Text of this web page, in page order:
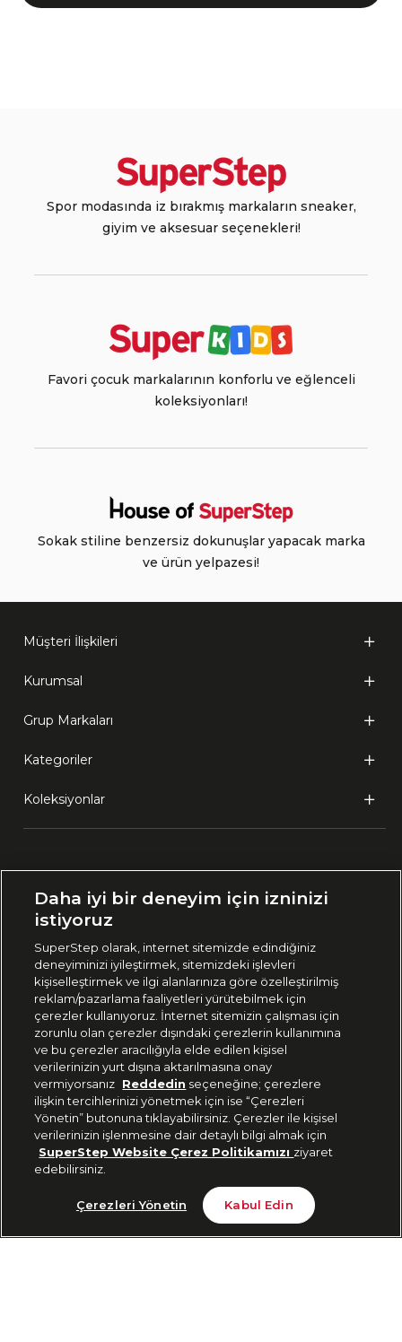
Tükendi
Spor modasında iz bırakmış markaların sneaker,
giyim ve aksesuar seçenekleri!
Favori çocuk markalarının konforlu ve eğlenceli
koleksiyonları!
Sokak stiline benzersiz dokunuşlar yapacak marka
ve ürün yelpazesi!
Müşteri İlişkileri
Kurumsal
Grup Markaları
Kategoriler
Koleksiyonlar
🇹🇷 Türkiye
444 37 36
Uygulamadan Takip Edin
Bizi Takip Edin
Daha iyi bir deneyim için izninizi
istiyoruz
SuperStep olarak, internet sitemizde edindiğiniz
deneyiminizi iyileştirmek, sitemizdeki işlevleri
kişiselleştirmek ve ilgi alanlarınıza göre özelleştirilmiş
reklam/pazarlama faaliyetleri yürütebilmek için
çerezler kullanıyoruz. İnternet sitemizin çalışması için
zorunlu olan çerezler dışındaki çerezlerin kullanımına
ve bu çerezler aracılığıyla elde edilen kişisel
verilerinizin yurt dışına aktarılmasına onay
vermiyorsanız Reddedin seçeneğine; çerezlere
ilişkin tercihlerinizi yönetmek için ise “Çerezleri
Yönetin” butonuna tıklayabilirsiniz. Çerezler ile kişisel
verilerinizin işlenmesine dair detaylı bilgi almak için
SuperStep Website Çerez Politikamızı ziyaret
edebilirsiniz.
Çerezleri Yönetin Kabul Edin